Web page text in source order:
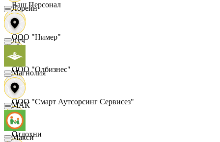
Ваш Персонал
ООО "Нимер"
ООО "Олбизнес"
ООО "Смарт Аутсорсинг Сервисез"
Отдохни
Лорейн
Луч
Магнолия
МАК
Макси